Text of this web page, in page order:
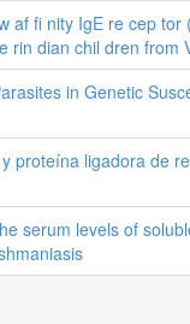
af fi nity IgE re cep
rin dian chil dren from
in Genetic
proteína ligadora de
serum levels of